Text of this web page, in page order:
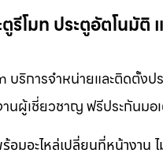
โมท ประตูอัตโนมั
บริการจำหน่ายและติดตั้
นผู้เชี่ยวชาญ ฟรีประกันมอ
อมอะไหล่เปลี่ยนที่หน้างาน